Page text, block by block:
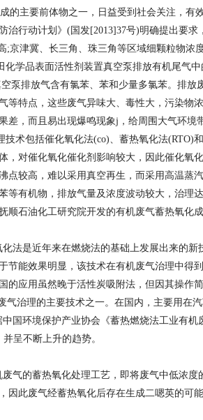
的主要前体物之一，日益受到社会关注，
治行动计划》(国发[2013]37号)明确提出要
京津冀、长三角、珠三角等区域细颗粒物浓度
学品表面活性剂装置真空泵排放有机尾气
泵排放气含有氯苯、苯和少量多氯苯。排
等特点，这些废气异味大、毒性大，污染物
差，而且易出现爆鸣现象j，给周围大气环境
术包括催化氧化法(co)、蓄热氧化法(RTO)
，对催化氧化催化剂影响较大，因此催化氧
点较高，难以采用真空再生，而采用高温蒸
等有机物，排放气量及浓度波动较大，治理
顺石油化工研究院开发的有机废气蓄热氧化
法是近年来在燃烧法的基础上发展出来的新
节能效果明显，该技术在有机废气治理中得
的应用虽然晚于活性炭吸附法，但因其操作
气治理的主要技术之一。在国内，主要用在
国环境保护产业协会《蓄热燃烧法工业有
呈不断上升的趋势。
气的蓄热氧化处理工艺，即将废气中低浓度
因此废气经蓄热氧化后存在生成二嗯英的可